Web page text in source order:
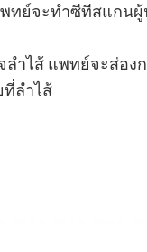
ย์จะทำซีทีสแกนผู้
ลำไส้ แพทย์จะส่อ
ที่ลำไส้